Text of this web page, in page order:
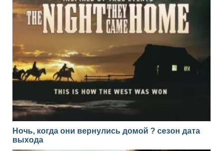
Ночь, когда они вернулись домой ? сезон дата
выхода